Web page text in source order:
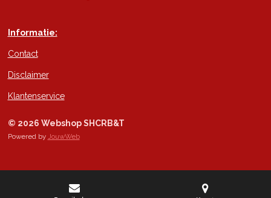
Informatie:
Contact
Disclaimer
Klantenservice
© 2026 Webshop SHCRB&T
Powered by JouwWeb